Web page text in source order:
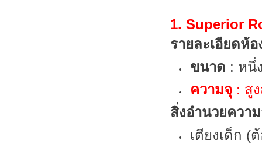
1. Superior
รายละเอียดห้อ
ขนาด : หนึ่
ความจุ : สู
สิ่งอำนวยควา
เตียงเด็ก (